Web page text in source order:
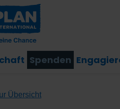
Spenden
Übersicht